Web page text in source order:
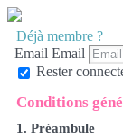
Déjà membre ?
Email Email
Rester
Conditions
1. Préambule